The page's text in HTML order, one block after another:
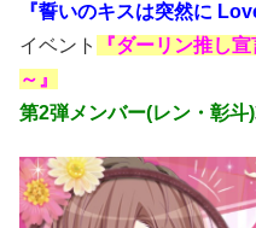
『誓いのキスは突然に
イベント
『ダーリン推し
～』
第2弾メンバー(レン・彰斗)